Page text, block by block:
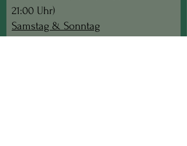
21:00 Uhr)
Samstag & Sonntag